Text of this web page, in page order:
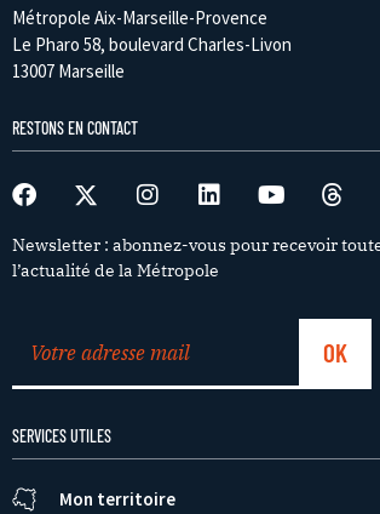
Métropole Aix-Marseille-Provence
Le Pharo 58, boulevard Charles-Livon
13007 Marseille
RESTONS EN CONTACT
Newsletter : abonnez-vous pour recevoir
l’actualité de la Métropole
SERVICES UTILES
Mon territoire